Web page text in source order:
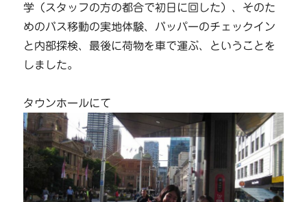
学（スタッフの方の都合で初日に回した）、そのた
めのバス移動の実地体験、バッパーのチェックイン
と内部探検、最後に荷物を車で運ぶ、ということを
しました。
タウンホールにて